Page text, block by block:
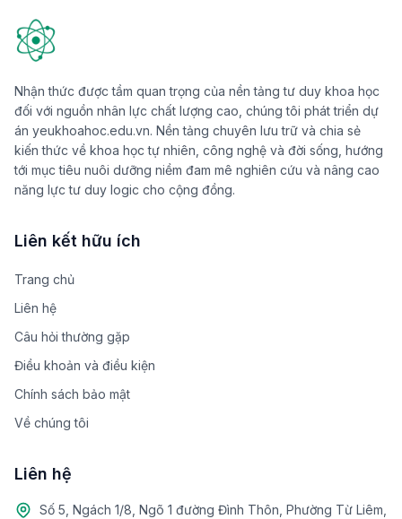
Nhận thức được tầm quan trọng của nền tảng tư duy khoa học
đối với nguồn nhân lực chất lượng cao, chúng tôi phát triển dự
án yeukhoahoc.edu.vn. Nền tảng chuyên lưu trữ và chia sẻ
kiến thức về khoa học tự nhiên, công nghệ và đời sống, hướng
tới mục tiêu nuôi dưỡng niềm đam mê nghiên cứu và nâng cao
năng lực tư duy logic cho cộng đồng.
Liên kết hữu ích
Trang chủ
Liên hệ
Câu hỏi thường gặp
Điều khoản và điều kiện
Chính sách bảo mật
Về chúng tôi
Liên hệ
Số 5, Ngách 1/8, Ngõ 1 đường Đình Thôn, Phường Từ Liêm,